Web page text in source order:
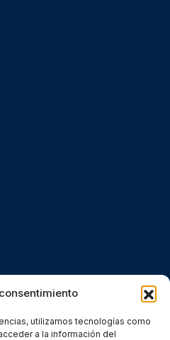
utilizamos tecnologías como
a la información del